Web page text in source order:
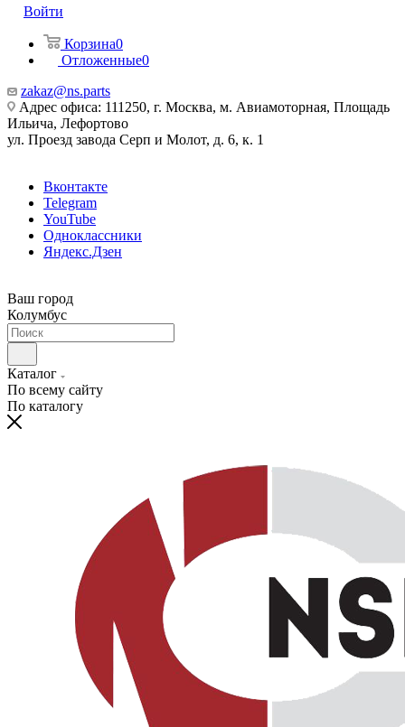
Войти
Корзина0
Отложенные0
zakaz@ns.parts
Адрес офиса: 111250, г. Москва, м. Авиамоторная, Площадь
Ильича, Лефортово
ул. Проезд завода Серп и Молот, д. 6, к. 1
Вконтакте
Telegram
YouTube
Одноклассники
Яндекс.Дзен
Ваш город
Колумбус
Каталог
По всему сайту
По каталогу